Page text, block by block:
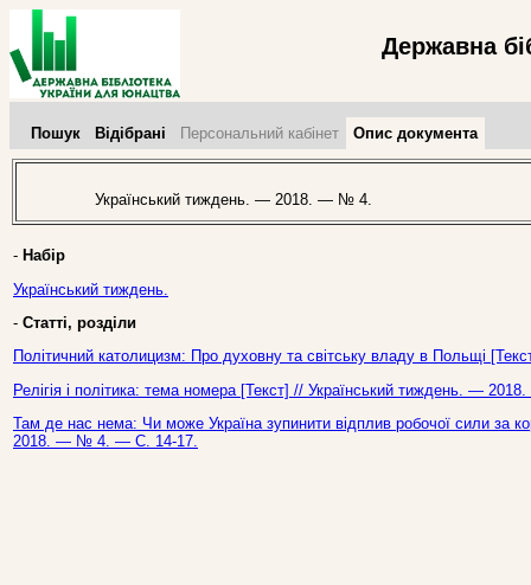
Державна
Пошук Відібрані Персональний кабінет Опис документа
Український тиждень. — 2018. — № 4.
- Набір
Український тиждень.
- Статті, розділи
Політичний католицизм: Про духовну та світську владу в Польщі
Релігія і політика: тема номера [Текст] // Український тиждень. —
Там де нас нема: Чи може Україна зупинити відплив робочої сили
2018. — № 4. — С. 14-17.